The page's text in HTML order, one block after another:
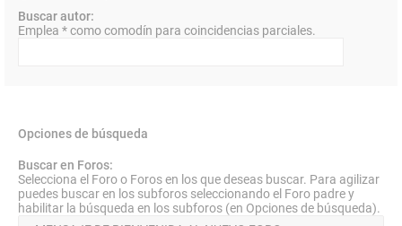
Buscar autor:
Emplea * como comodín para coincidencias parciales.
Opciones de búsqueda
Buscar en Foros:
Selecciona el Foro o Foros en los que deseas buscar. Para agilizar
puedes buscar en los subforos seleccionando el Foro padre y
habilitar la búsqueda en los subforos (en Opciones de búsqueda).